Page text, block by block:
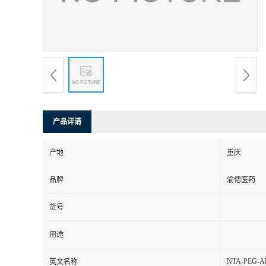
产品详请
产地 重庆
品牌 渝偲医药
货号
用途
英文名称 NTA-PEG-